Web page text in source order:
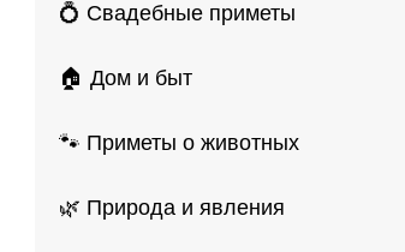
💍 Свадебные приметы
🏠 Дом и быт
🐾 Приметы о животных
🌿 Природа и явления